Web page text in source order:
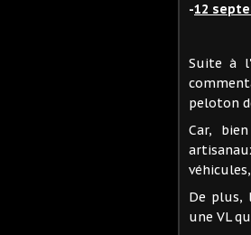
-12
Suite à
peloton
Car,
De plus,
une VL